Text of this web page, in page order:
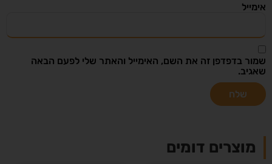
אימייל
שמור בדפדפן זה את השם, האימייל והאתר שלי לפעם הבאה
שאגיב.
מוצרים דומים